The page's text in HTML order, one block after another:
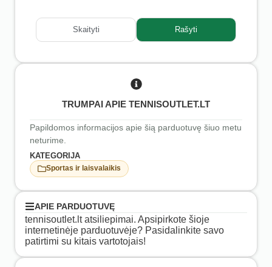
Skaityti Rašyti
TRUMPAI APIE TENNISOUTLET.LT
Papildomos informacijos apie šią parduotuvę šiuo metu
neturime.
KATEGORIJA
Sportas ir laisvalaikis
APIE PARDUOTUVĘ
tennisoutlet.lt atsiliepimai. Apsipirkote šioje
internetinėje parduotuvėje? Pasidalinkite savo
patirtimi su kitais vartotojais!